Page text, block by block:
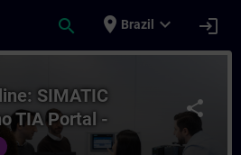
search place Brazil expand_more login
on-line: SIMATIC
share
SIMATIC
TIA Portal -